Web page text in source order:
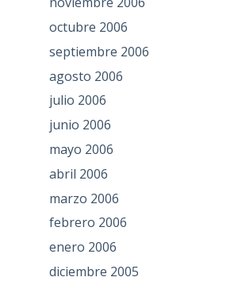
octubre 2006
septiembre 2006
agosto 2006
julio 2006
junio 2006
mayo 2006
abril 2006
marzo 2006
febrero 2006
enero 2006
diciembre 2005